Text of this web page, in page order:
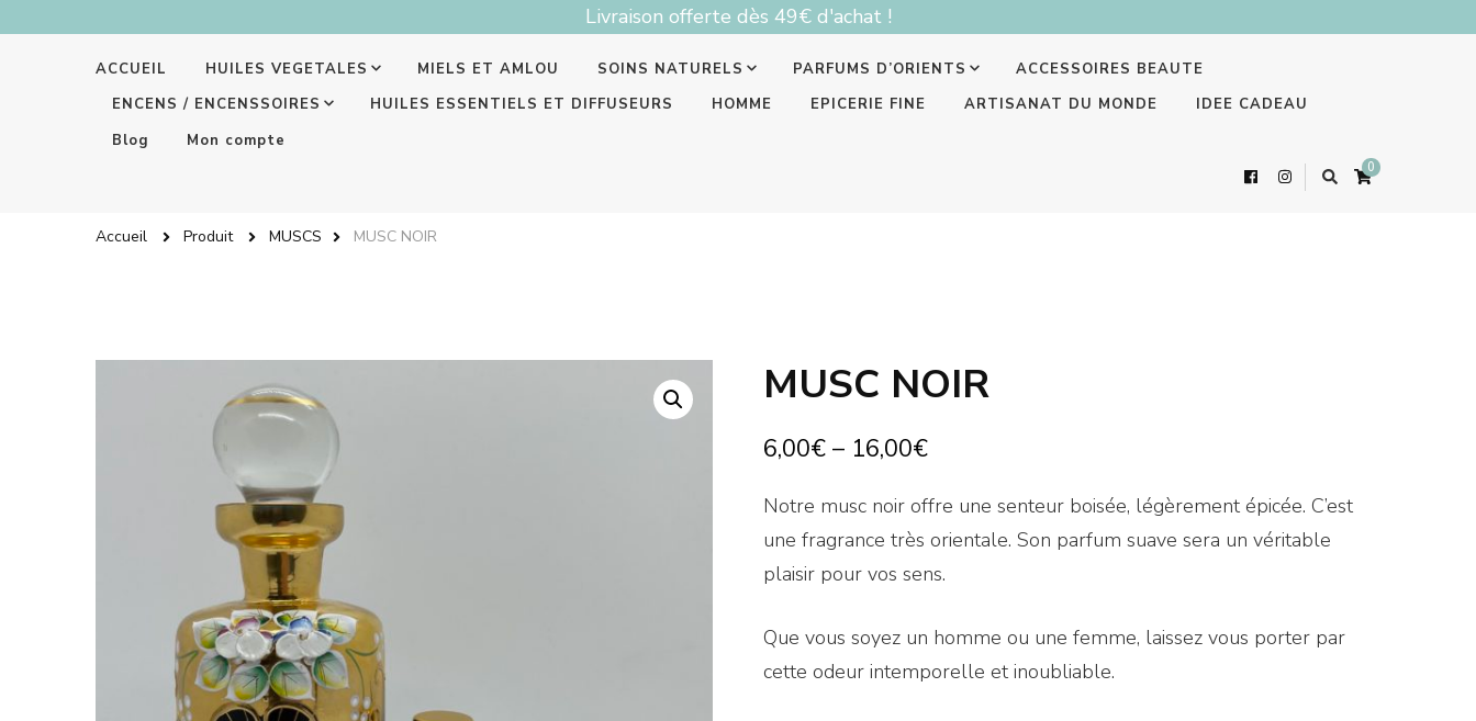
Livraison offerte dès 49€ d'achat !
ACCUEIL HUILES VEGETALES MIELS ET AMLOU SOINS NATURELS PARFUMS D’ORIENTS
ACCESSOIRES BEAUTE
ENCENS / ENCENSSOIRES
HUILES ESSENTIELS ET DIFFUSEURS HOMME EPICERIE FINE ARTISANAT DU MONDE
IDEE CADEAU
Blog
Mon compte
0
Accueil Produit MUSCS MUSC NOIR
MUSC NOIR
6,00€ – 16,00€
Notre musc noir offre une senteur boisée, légèrement épicée. C’est
une fragrance très orientale. Son parfum suave sera un véritable
plaisir pour vos sens.
Que vous soyez un homme ou une femme, laissez vous porter par
cette odeur intemporelle et inoubliable.